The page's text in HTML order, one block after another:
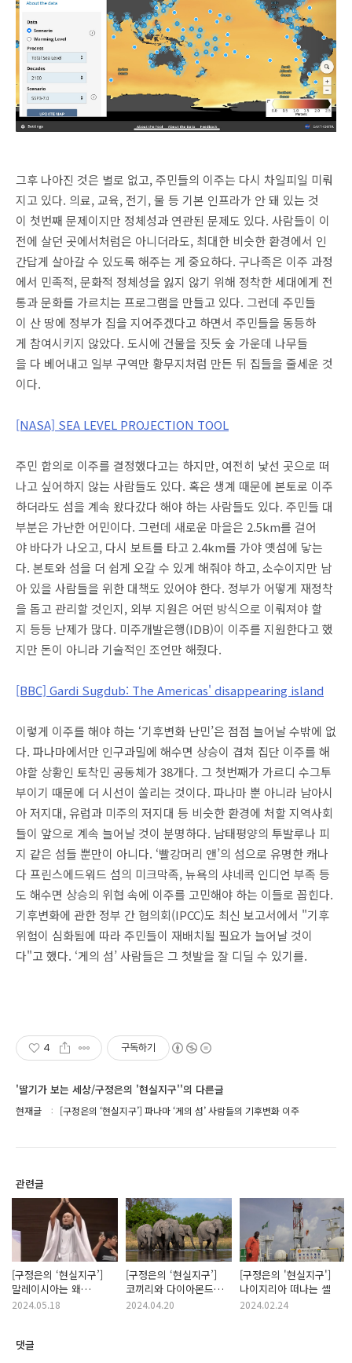
그후 나아진 것은 별로 없고, 주민들의 이주는 다시 차일피일 미뤄
지고 있다. 의료, 교육, 전기, 물 등 기본 인프라가 안 돼 있는 것
이 첫번째 문제이지만 정체성과 연관된 문제도 있다. 사람들이 이
전에 살던 곳에서처럼은 아니더라도, 최대한 비슷한 환경에서 인
간답게 살아갈 수 있도록 해주는 게 중요하다. 구나족은 이주 과정
에서 민족적, 문화적 정체성을 잃지 않기 위해 정착한 세대에게 전
통과 문화를 가르치는 프로그램을 만들고 있다. 그런데 주민들
이 산 땅에 정부가 집을 지어주겠다고 하면서 주민들을 동등하
게 참여시키지 않았다. 도시에 건물을 짓듯 숲 가운데 나무들
을 다 베어내고 일부 구역만 황무지처럼 만든 뒤 집들을 줄세운 것
이다.
[NASA] SEA LEVEL PROJECTION TOOL
주민 합의로 이주를 결정했다고는 하지만, 여전히 낯선 곳으로 떠
나고 싶어하지 않는 사람들도 있다. 혹은 생계 때문에 본토로 이주
하더라도 섬을 계속 왔다갔다 해야 하는 사람들도 있다. 주민들 대
부분은 가난한 어민이다. 그런데 새로운 마을은 2.5km를 걸어
야 바다가 나오고, 다시 보트를 타고 2.4km를 가야 옛섬에 닿는
다. 본토와 섬을 더 쉽게 오갈 수 있게 해줘야 하고, 소수이지만 남
아 있을 사람들을 위한 대책도 있어야 한다. 정부가 어떻게 재정착
을 돕고 관리할 것인지, 외부 지원은 어떤 방식으로 이뤄져야 할
지 등등 난제가 많다. 미주개발은행(IDB)이 이주를 지원한다고 했
지만 돈이 아니라 기술적인 조언만 해줬다.
[BBC] Gardi Sugdub: The Americas' disappearing island
이렇게 이주를 해야 하는 ‘기후변화 난민’은 점점 늘어날 수밖에 없
다. 파나마에서만 인구과밀에 해수면 상승이 겹쳐 집단 이주를 해
야할 상황인 토착민 공동체가 38개다. 그 첫번째가 가르디 수그투
부이기 때문에 더 시선이 쏠리는 것이다. 파나마 뿐 아니라 남아시
아 저지대, 유럽과 미주의 저지대 등 비슷한 환경에 처할 지역사회
들이 앞으로 계속 늘어날 것이 분명하다. 남태평양의 투발루나 피
지 같은 섬들 뿐만이 아니다. ‘빨강머리 앤’의 섬으로 유명한 캐나
다 프린스에드워드 섬의 미크막족, 뉴욕의 샤네콕 인디언 부족 등
도 해수면 상승의 위협 속에 이주를 고민해야 하는 이들로 꼽힌다.
기후변화에 관한 정부 간 협의회(IPCC)도 최신 보고서에서 "기후
위험이 심화됨에 따라 주민들이 재배치될 필요가 늘어날 것이
다"고 했다. ‘게의 섬’ 사람들은 그 첫발을 잘 디딜 수 있기를.
4 구독하기
'딸기가 보는 세상/구정은의 '현실지구''의 다른글
현재글 [구정은의 ‘현실지구’] 파나마 ‘게의 섬’ 사람들의 기후변화 이주
관련글
[구정은의 ‘현실지구’]
말레이시아는 왜
뉴진스님에게 화가
2024.05.18
[구정은의 ‘현실지구’]
코끼리와 다이아몬드
사이, 보츠와나의 길
2024.04.20
[구정은의 '현실지구']
나이지리아 떠나는 셸
2024.02.24
댓글